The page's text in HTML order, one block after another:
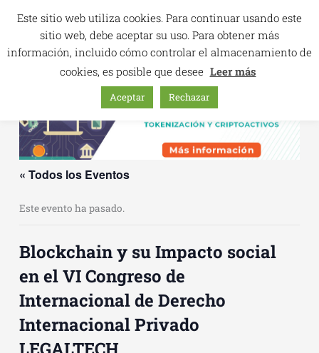
contenido
« Todos los Eventos
Este evento ha pasado.
Blockchain y su Impacto social
en el VI Congreso de
Internacional de Derecho
Internacional Privado
Este sitio web utiliza cookies. Para continuar usando este
sitio web, debe aceptar su uso. Para obtener más
información, incluido cómo controlar el almacenamiento de
cookies, es posible que desee Leer más
Aceptar Rechazar